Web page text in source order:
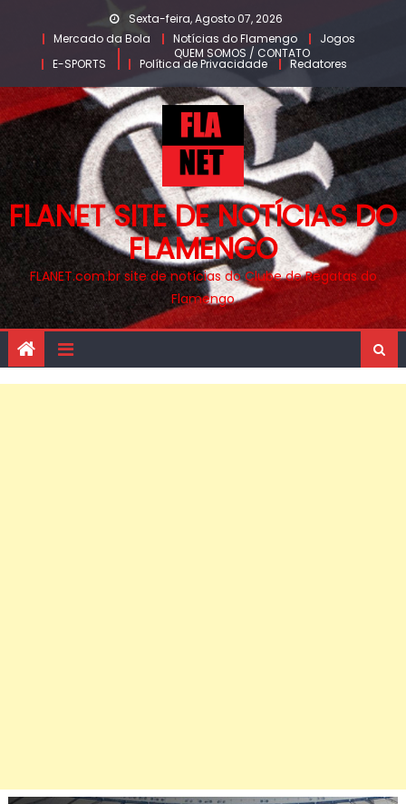
content
Sexta-feira, Agosto 07, 2026
Mercado da Bola
Notícias do Flamengo
Jogos
E-SPORTS
QUEM SOMOS / CONTATO
Política de Privacidade Redatores
FLANET SITE DE NOTÍCIAS DO
FLAMENGO
FLANET.com.br site de notícias do Clube de Regatas do
Flamengo